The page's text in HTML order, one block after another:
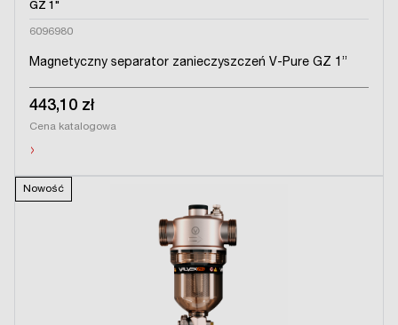
GZ 1"
6096980
Magnetyczny separator zanieczyszczeń V-Pure GZ 1’’
443,10 zł
Cena katalogowa
›
Nowość